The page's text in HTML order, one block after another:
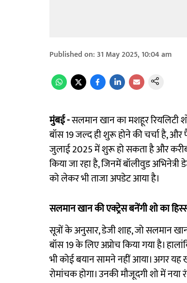
Published on:31 May 2025, 10:04 am
मुंबई -सलमान खान का मशहूर रियलिटी
बॉस 19 जल्द ही शुरू होने की चर्चा है,
जुलाई 2025 में शुरू हो सकता है और
किया जा रहा है, जिनमें बॉलीवुड
को लेकर भी ताजा अपडेट आया है।
सलमान खान की एक्ट्रेस बनेंगी शो का
सूत्रों के अनुसार, डेजी शाह, जो सलमान
बॉस 19 के लिए अप्रोच किया गया है।
भी कोई बयान सामने नहीं आया। अगर
रोमांचक होगा। उनकी मौजूदगी शो में नया